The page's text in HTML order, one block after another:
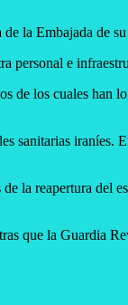
la Embajada de
e
los cuales han
sanitarias
la reapertura del
que la Guardia